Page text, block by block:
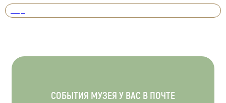
СОБЫТИЯ МУЗЕЯ У ВАС В ПОЧТЕ